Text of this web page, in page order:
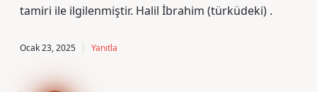
tamiri ile ilgilenmiştir. Halil İbrahim (türküdeki) .
Ocak 23, 2025 Yanıtla